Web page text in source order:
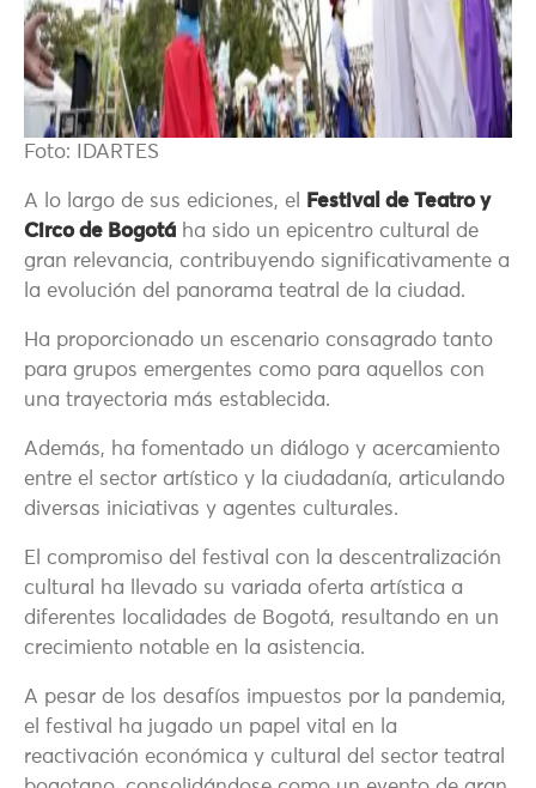
Foto: IDARTES
A lo largo de sus ediciones, el
Festival de Teatro y
Circo de Bogotá ha sido un epicentro cultural de
gran relevancia, contribuyendo significativamente a
la evolución del panorama teatral de la ciudad.
Ha proporcionado un escenario consagrado tanto
para grupos emergentes como para aquellos con
una trayectoria más establecida.
Además, ha fomentado un diálogo y acercamiento
entre el sector artístico y la ciudadanía, articulando
diversas iniciativas y agentes culturales.
El compromiso del festival con la descentralización
cultural ha llevado su variada oferta artística a
diferentes localidades de Bogotá, resultando en un
crecimiento notable en la asistencia.
A pesar de los desafíos impuestos por la pandemia,
el festival ha jugado un papel vital en la
reactivación económica y cultural del sector teatral